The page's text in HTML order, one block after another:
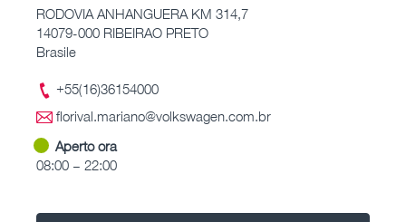
RODOVIA ANHANGUERA KM 314,7
14079-000 RIBEIRAO PRETO
Brasile
+55(16)36154000
florival.mariano@volkswagen.com.br
Aperto ora
08:00 – 22:00